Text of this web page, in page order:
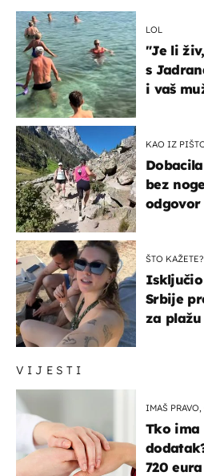
VIJESTI
IMAŠ PRAVO,
Tko
720 eura
LOL
"Je li
s
i vaš
KAO IZ
bez
odgovor
ŠTO KAŽETE?
Srbije
za plažu